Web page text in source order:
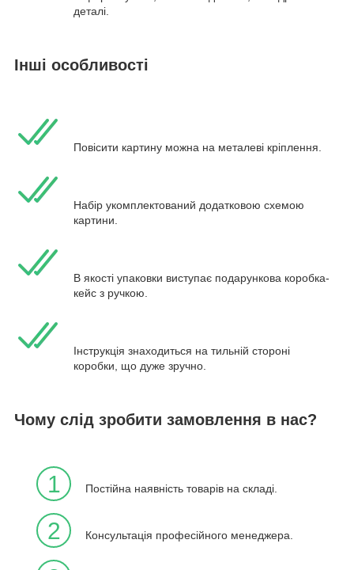
деталі.
Інші особливості
Повісити картину можна на металеві кріплення.
Набір укомплектований додатковою схемою
картини.
В якості упаковки виступає подарункова коробка-
кейс з ручкою.
Інструкція знаходиться на тильній стороні
коробки, що дуже зручно.
Чому слід зробити замовлення в нас?
1 Постійна наявність товарів на складі.
2 Консультація професійного менеджера.